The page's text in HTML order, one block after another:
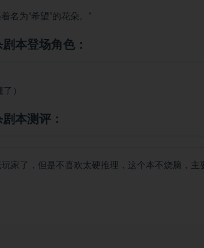
名为“希望”的花朵。”
本登场角色：
）
本测评：
家了，但是不喜欢太硬推理，这个本不烧脑，主